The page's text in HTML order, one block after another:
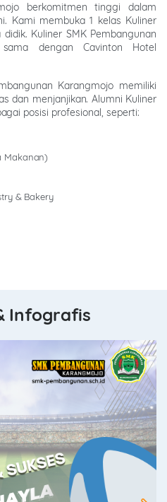
berkomitmen tinggi dalam
Kami membuka 1 kelas Kuliner
Kuliner SMK Pembangunan
dengan Cavinton Hotel
Karangmojo memiliki
dan menjanjikan. Alumni Kuliner
posisi profesional, seperti:
Makanan)
& Bakery
Infografis